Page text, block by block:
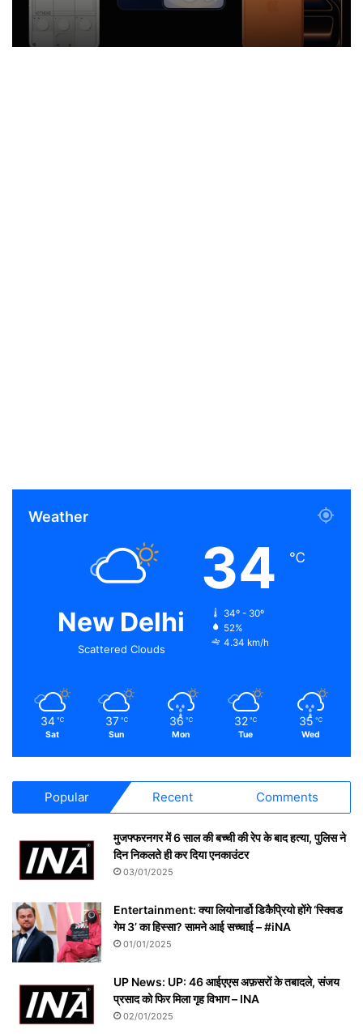
Weather
New Delhi
Scattered Clouds
34 ℃
34º - 30º
52%
4.34 km/h
34 ℃
Sat
37 ℃
Sun
36 ℃
Mon
32 ℃
Tue
35 ℃
Wed
Popular Recent Comments
मुजफ्फरनगर में 6 साल की बच्ची की रेप के बाद हत्या, पुलिस ने
दिन निकलते ही कर दिया एनकाउंटर
03/01/2025
Entertainment: क्या लियोनार्डो डिकैप्रियो होंगे ‘स्क्विड
गेम 3’ का हिस्सा? सामने आई सच्चाई – #iNA
01/01/2025
UP News: UP: 46 आईएएस अफ़सरों के तबादले, संजय
प्रसाद को फिर मिला गृह विभाग – INA
02/01/2025